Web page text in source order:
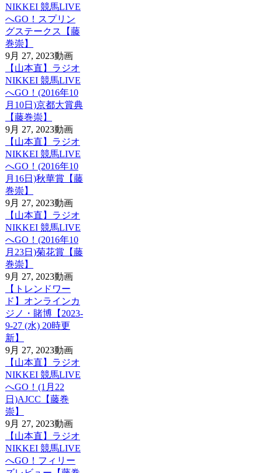
NIKKEI 競馬LIVE
へGO！スプリン
グステークス【藤
巻崇】
9月 27, 2023動画
【山本直】ラジオ
NIKKEI 競馬LIVE
へGO！(2016年10
月10日)京都大賞典
【藤巻崇】
9月 27, 2023動画
【山本直】ラジオ
NIKKEI 競馬LIVE
へGO！(2016年10
月16日)秋華賞【藤
巻崇】
9月 27, 2023動画
【山本直】ラジオ
NIKKEI 競馬LIVE
へGO！(2016年10
月23日)菊花賞【藤
巻崇】
9月 27, 2023動画
【トレンドワー
ド】オンラインカ
ジノ・賭博【2023-
9-27 (水) 20時更
新】
9月 27, 2023動画
【山本直】ラジオ
NIKKEI 競馬LIVE
へGO！(1月22
日)AJCC【藤巻
崇】
9月 27, 2023動画
【山本直】ラジオ
NIKKEI 競馬LIVE
へGO！フィリー